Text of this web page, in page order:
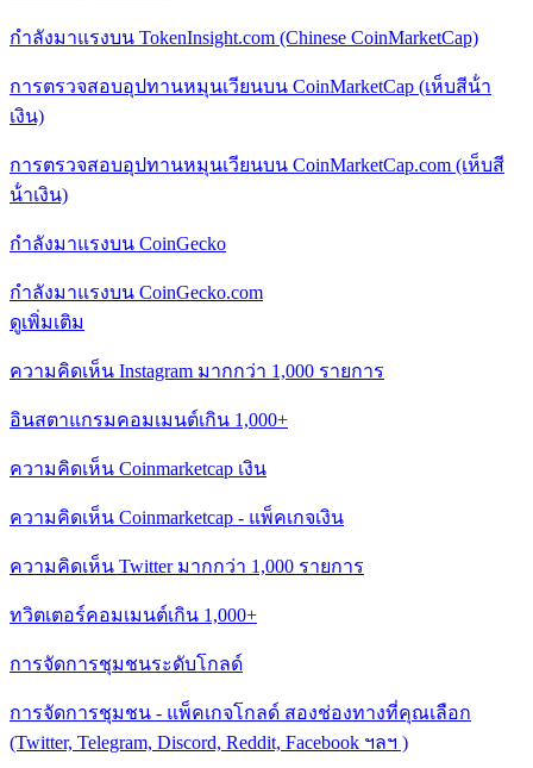
กําลังมาแรงบน TokenInsight.com (Chinese CoinMarketCap)
การตรวจสอบอุปทานหมุนเวียนบน CoinMarketCap (เห็บสีน้ํา
เงิน)
การตรวจสอบอุปทานหมุนเวียนบน CoinMarketCap.com (เห็บสี
น้ําเงิน)
กําลังมาแรงบน CoinGecko
กําลังมาแรงบน CoinGecko.com
ดูเพิ่มเติม
ความคิดเห็น Instagram มากกว่า 1,000 รายการ
อินสตาแกรมคอมเมนต์เกิน 1,000+
ความคิดเห็น Coinmarketcap เงิน
ความคิดเห็น Coinmarketcap - แพ็คเกจเงิน
ความคิดเห็น Twitter มากกว่า 1,000 รายการ
ทวิตเตอร์คอมเมนต์เกิน 1,000+
การจัดการชุมชนระดับโกลด์
การจัดการชุมชน - แพ็คเกจโกลด์ สองช่องทางที่คุณเลือก
(Twitter, Telegram, Discord, Reddit, Facebook ฯลฯ )